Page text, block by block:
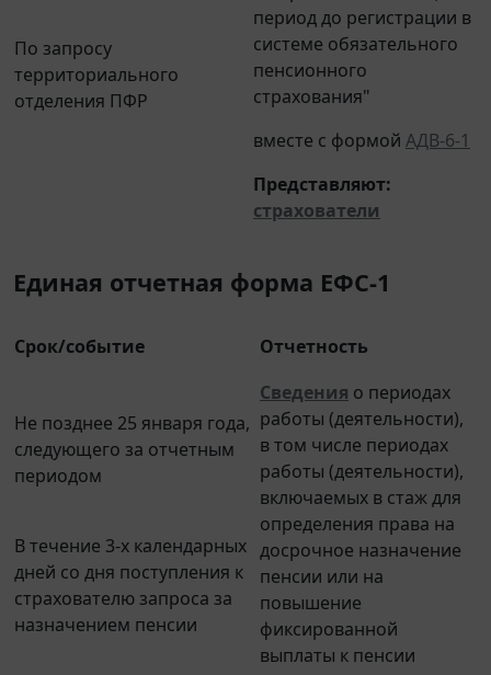
По запросу
территориального
отделения ПФР
период до регистрации в
системе обязательного
пенсионного
страхования"
вместе с формой АДВ-6-1
Представляют
страхователи
Единая отчетная форма ЕФС-1
Срок/событие Отчетность
Не позднее 25 января года,
следующего за отчетным
периодом
В течение 3-х календарных
дней со дня поступления к
страхователю запроса за
назначением пенсии
Сведения
работы (деятельности),
в том числе периодах
работы (деятельности),
включаемых в стаж для
определения права на
досрочное назначение
пенсии или на
повышение
фиксированной
выплаты к пенсии